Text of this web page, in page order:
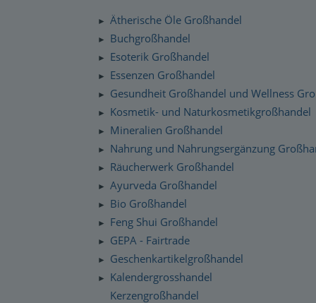
Zahlung und Versand
Datenschutzerklärung
Checkdates
Moravan Naturkosmetik
Primavera Life Sortiment
Alaya Engelkerzen
Gabriel Tech Sortiment
Engelalm Edelstein Essenzen
Schnelllager
► Ätherische Öle Großhandel
► Buchgroßhandel
► Esoterik Großhandel
► Essenzen Großhandel
► Gesundheit Großhandel und Wellness
► Kosmetik- und Naturkosmetikgroßhandel
► Mineralien Großhandel
► Nahrung und Nahrungsergänzung
► Räucherwerk Großhandel
► Ayurveda Großhandel
► Bio Großhandel
► Feng Shui Großhandel
► GEPA - Fairtrade
► Geschenkartikelgroßhandel
►
Kalendergrosshandel
Kerzengroßhandel